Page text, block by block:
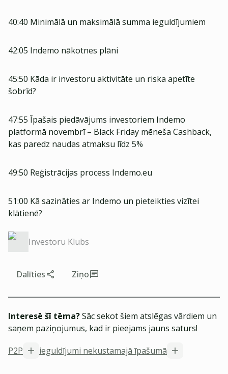
40:40 Minimālā un maksimālā summa ieguldījumiem
42:05 Indemo nākotnes plāni
45:50 Kāda ir investoru aktivitāte un riska apetīte
šobrīd?
47:55 Īpašais piedāvājums investoriem Indemo
platformā novembrī – Black Friday mēneša Cashback,
kas paredz naudas atmaksu līdz 5%
49:50 Reģistrācijas process Indemo.eu
51:00 Kā sazināties ar Indemo un pieteikties vizītei
klātienē?
Investoru Klubs
Dalīties Ziņo
Interesē šī tēma?Sāc sekot šiem atslēgas vārdiem un
saņem paziņojumus, kad ir pieejams jauns saturs!
P2P
ieguldījumi nekustamajā īpašumā